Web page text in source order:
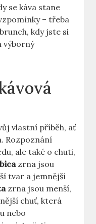
se káva stane
– třeba
kdy jste si
výborný
vlastní příběh, ať
Rozpoznání
ale také o chuti,
zrna jsou
tvar a jemnější
zrna jsou menší,
chuť, která
nebo